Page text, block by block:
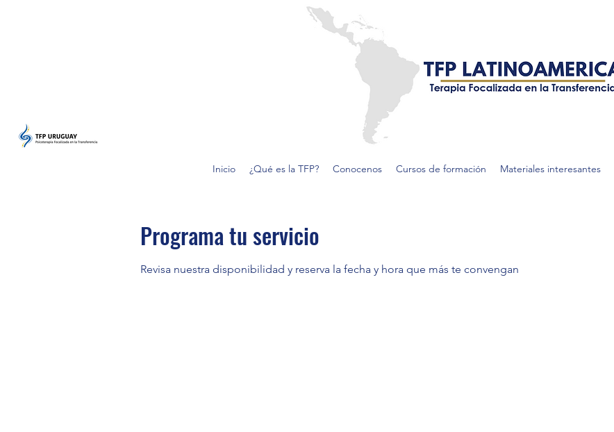
Inicio ¿Qué es la TFP? Conocenos Cursos de formación Materiales interesantes
Programa tu servicio
Revisa nuestra disponibilidad y reserva la fecha y hora que más te convengan